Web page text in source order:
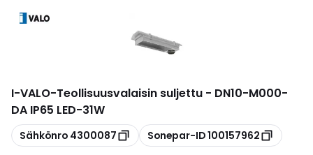
I-VALO-Teollisuusvalaisin suljettu - DN10-M000-
DA IP65 LED-31W
Kopioi
Sähkönro 4300087 Kopioi
Sonepar-ID100157962